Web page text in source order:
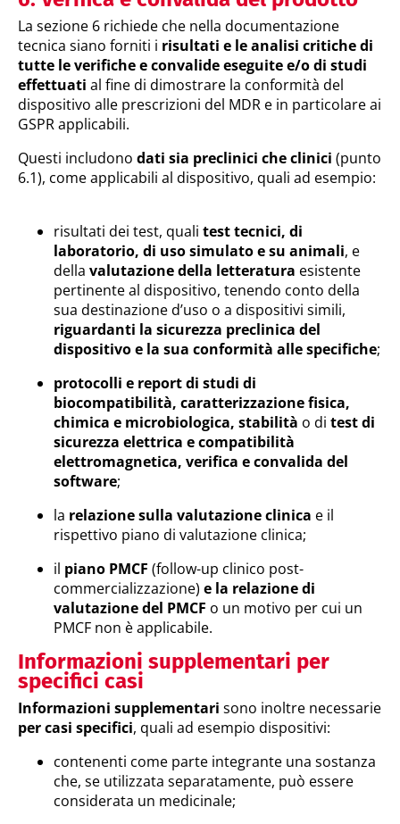
La sezione 6 richiede che nella documentazione
tecnica siano forniti i risultati e le analisi critiche di
tutte le verifiche e convalide eseguite e/o di studi
effettuati al fine di dimostrare la conformità del
dispositivo alle prescrizioni del MDR e in particolare ai
GSPR applicabili.
Questi includono dati sia preclinici che clinici (punto
6.1), come applicabili al dispositivo, quali ad esempio:
risultati dei test, quali test tecnici, di
laboratorio, di uso simulato e su animali, e
della valutazione della letteratura esistente
pertinente al dispositivo, tenendo conto della
sua destinazione d’uso o a dispositivi simili,
riguardanti la sicurezza preclinica del
dispositivo e la sua conformità alle specifiche;
protocolli e report di studi di
biocompatibilità, caratterizzazione fisica,
chimica e microbiologica, stabilità o di test di
sicurezza elettrica e compatibilità
elettromagnetica, verifica e convalida del
software;
la relazione sulla valutazione clinica e il
rispettivo piano di valutazione clinica;
il piano PMCF (follow-up clinico post-
commercializzazione) e la relazione di
valutazione del PMCF o un motivo per cui un
PMCF non è applicabile.
Informazioni supplementari per
specifici casi
Informazioni supplementari sono inoltre necessarie
per casi specifici, quali ad esempio dispositivi:
contenenti come parte integrante una sostanza
che, se utilizzata separatamente, può essere
considerata un medicinale;